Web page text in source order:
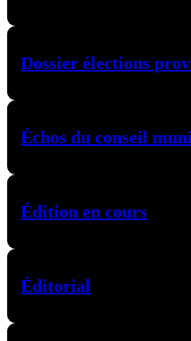
Dossier élections
Échos du conseil
Édition en cours
Éditorial